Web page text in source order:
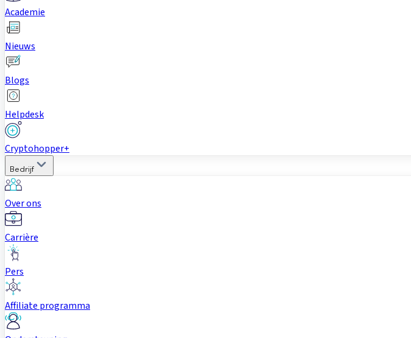
Academie
Nieuws
Blogs
Helpdesk
Cryptohopper+
Bedrijf
Over ons
Carrière
Pers
Affiliate programma